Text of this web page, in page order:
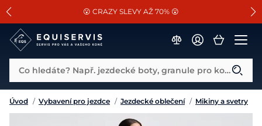
SLEVA 13% na vše od Cassini!
😮 CRAZY SLEVY AŽ 70% 😮
📐Pasování a doplňky k vybraným sedlům ZDARMA 🐴
Co hledáte? Např. jezdecké boty, granule pro koně...
Úvod / Vybavení pro jezdce / Jezdecké oblečení / Mikiny a svetry